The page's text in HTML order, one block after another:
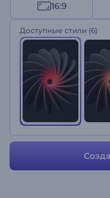
теглайна и фоновой
презентацию. Идеально
услуг, интро или аутро
многого другого.
прямо сейчас!
16:9
Доступные стили (6)